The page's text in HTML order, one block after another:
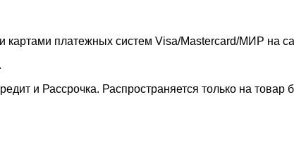
картами платежных систем Visa/Mastercard/МИР на
.
и Рассрочка. Распространяется только на